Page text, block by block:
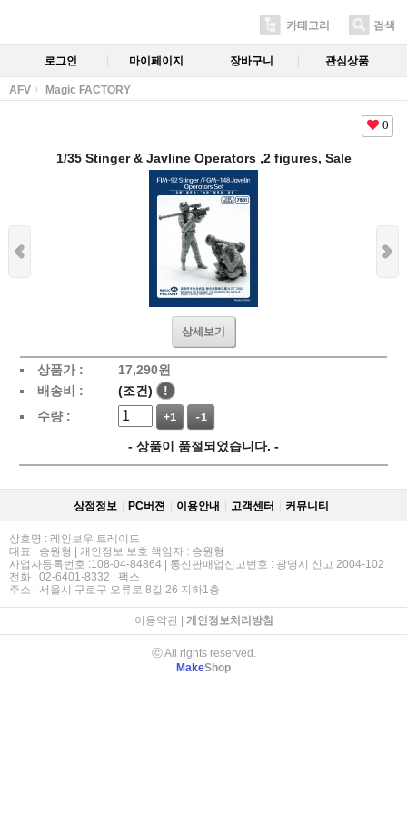
카테고리 검색
로그인 마이페이지 장바구니 관심상품
AFV Magic FACTORY
0
1/35 Stinger & Javline Operators ,2 figures, Sale
상세보기
상품가 : 17,290원
배송비 :
(조건)
!
수량 :
+1 -1
- 상품이 품절되었습니다. -
상점정보 PC버젼 이용안내 고객센터 커뮤니티
상호명 : 레인보우 트레이드
대표 : 송원형 | 개인정보 보호 책임자 : 송원형
사업자등록번호 :108-04-84864 | 통신판매업신고번호 : 광명시 신고 2004-102
전화 : 02-6401-8332 | 팩스 :
주소 : 서울시 구로구 오류로 8길 26 지하1층
이용약관| 개인정보처리방침
ⓒ All rights reserved.
MakeShop